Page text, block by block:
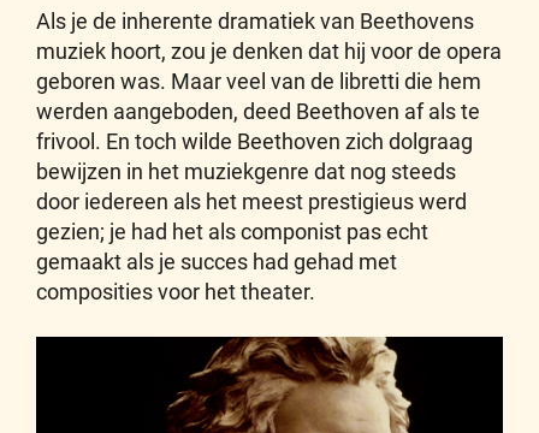
Als je de inherente dramatiek van Beethovens
muziek hoort, zou je denken dat hij voor de opera
geboren was. Maar veel van de libretti die hem
werden aangeboden, deed Beethoven af als te
frivool. En toch wilde Beethoven zich dolgraag
bewijzen in het muziekgenre dat nog steeds
door iedereen als het meest prestigieus werd
gezien; je had het als componist pas echt
gemaakt als je succes had gehad met
composities voor het theater.